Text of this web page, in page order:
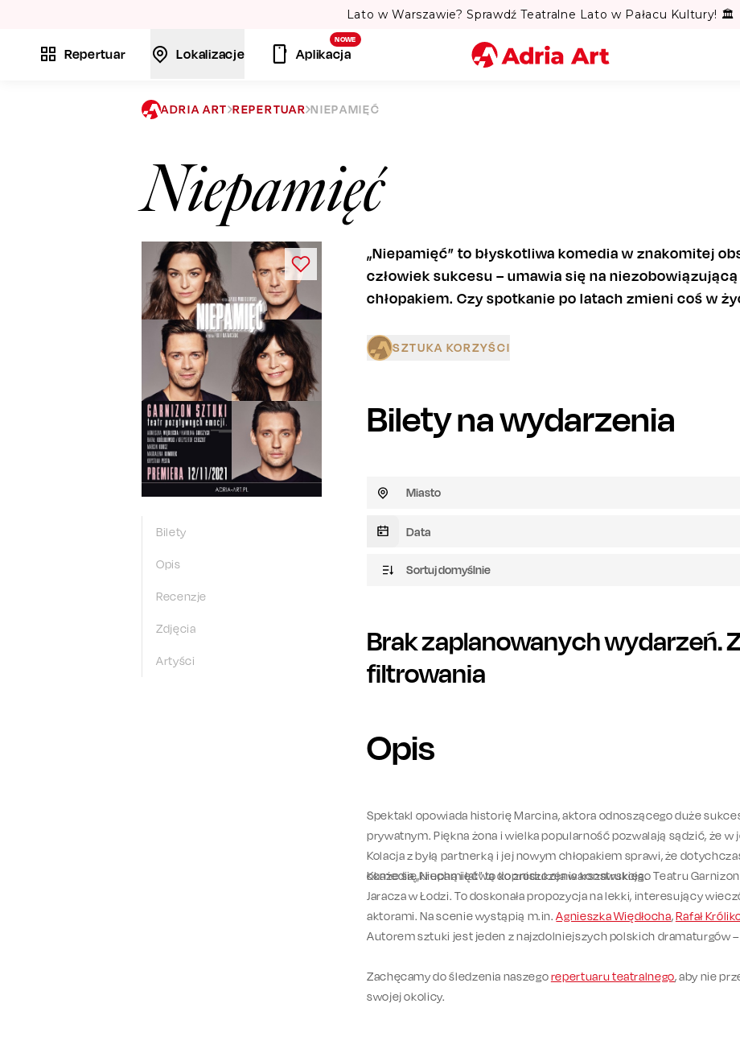
Lato w Warszawie? Sprawdź Teatralne Lato w Pałacu Kultury! 🏛️
Repertuar Lokalizacje
NOWE
Aplikacja
ADRIA ART REPERTUAR NIEPAMIĘĆ
Niepamięć
Bilety
Opis
Recenzje
Zdjęcia
Artyści
„Niepamięć” to błyskotliwa komedia w znakomitej
człowiek sukcesu – umawia się na
chłopakiem. Czy spotkanie po latach zmieni coś w
SZTUKA KORZYŚCI
Bilety na wydarzenia
Miasto
Sortuj domyślnie
Brak zaplanowanych wydarzeń.
filtrowania
Opis
Spektakl opowiada historię Marcina, aktora odnoszącego duże
prywatnym. Piękna żona i wielka popularność pozwalają sądzić, że w
Kolacja z byłą partnerką i jej nowym chłopakiem sprawi, że
okaże się kruchą i łatwą do zniszczenia konstrukcją.
Komedia „Niepamięć” to koprodukcja warszawskiego Teatru
Jaracza w Łodzi. To doskonała propozycja na lekki, interesujący
aktorami. Na scenie wystąpią m.in.Agnieszka Więdłocha,Rafał
Autorem sztuki jest jeden z najzdolniejszych polskich dramaturgów
Zachęcamy do śledzenia naszegorepertuaru teatralnego, aby nie
swojej okolicy.